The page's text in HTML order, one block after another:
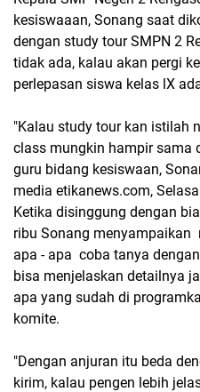
kesiswaaan, Sonang saat
dengan study tour SMPN 2
tidak ada, kalau akan pergi
perlepasan siswa kelas lX
"Kalau study tour kan istilah
class mungkin hampir sama
guru bidang kesiswaan,
media etikanews.com,
Ketika disinggung dengan
ribu Sonang
apa - apa coba tanya
bisa menjelaskan detailnya
apa yang sudah di
komite.
"Dengan anjuran itu beda
kirim, kalau pengen lebih